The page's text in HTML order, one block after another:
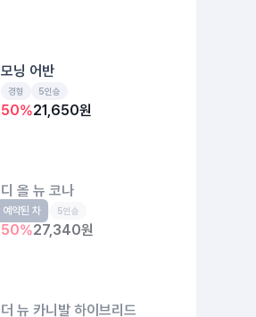
모닝 어반
경형 5인승
50%21,650원
디 올 뉴 코나
소형SUV 5인승
50%27,340원
예약된 차
더 뉴 카니발 하이브리드